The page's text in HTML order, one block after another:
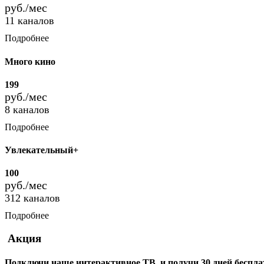
руб./мес
11 каналов
Подробнее
Много кино
199
руб./мес
8 каналов
Подробнее
Увлекательный+
100
руб./мес
312 каналов
Подробнее
Акция